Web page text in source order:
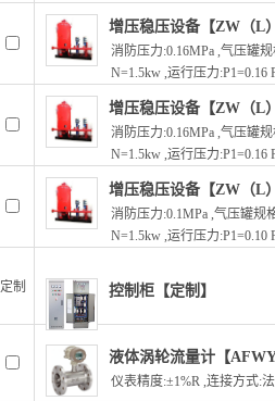
增压稳压设备【ZW（L
消防压力:0.16MPa ,气压罐
N=1.5kw ,运行压力:P1=0.16
增压稳压设备【ZW（L
消防压力:0.16MPa ,气压罐
N=1.5kw ,运行压力:P1=0.16
增压稳压设备【ZW（L
消防压力:0.1MPa ,气压罐规
N=1.5kw ,运行压力:P1=0.10
定制 控制柜【定制】
液体涡轮流量计【
仪表精度:±1%R ,连接方式: